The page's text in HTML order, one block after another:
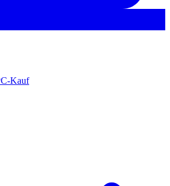
Kauf